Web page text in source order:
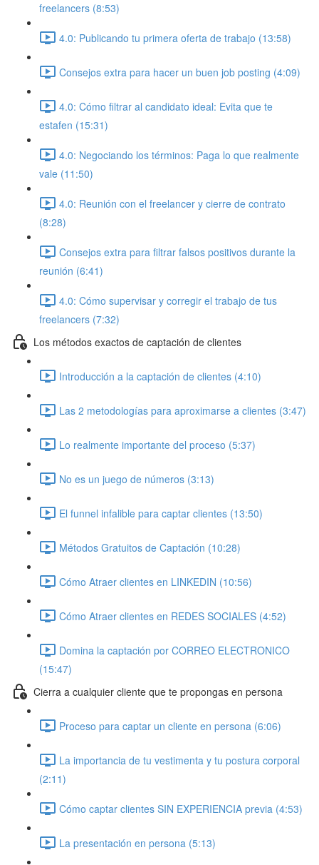
freelancers (8:53)
4.0: Publicando tu primera oferta de trabajo (13:58)
Consejos extra para hacer un buen job posting (4:09)
4.0: Cómo filtrar al candidato ideal: Evita que te
estafen (15:31)
4.0: Negociando los términos: Paga lo que realmente
vale (11:50)
4.0: Reunión con el freelancer y cierre de contrato
(8:28)
Consejos extra para filtrar falsos positivos durante la
reunión (6:41)
4.0: Cómo supervisar y corregir el trabajo de tus
freelancers (7:32)
Los métodos exactos de captación de clientes
Introducción a la captación de clientes (4:10)
Las 2 metodologías para aproximarse a clientes (3:47)
Lo realmente importante del proceso (5:37)
No es un juego de números (3:13)
El funnel infalible para captar clientes (13:50)
Métodos Gratuitos de Captación (10:28)
Cómo Atraer clientes en LINKEDIN (10:56)
Cómo Atraer clientes en REDES SOCIALES (4:52)
Domina la captación por CORREO ELECTRONICO
(15:47)
Cierra a cualquier cliente que te propongas en persona
Proceso para captar un cliente en persona (6:06)
La importancia de tu vestimenta y tu postura corporal
(2:11)
Cómo captar clientes SIN EXPERIENCIA previa (4:53)
La presentación en persona (5:13)